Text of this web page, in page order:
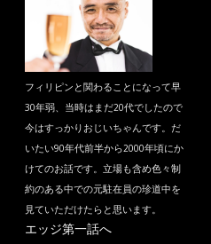
フィリピンと関わることになって早
30年弱、当時はまだ20代でしたので
今はすっかりおじいちゃんです。だ
いたい90年代前半から2000年頃にか
けてのお話です。立場も含め色々制
約のある中での元駐在員の珍道中を
見ていただけたらと思います。
エッジ第一話へ